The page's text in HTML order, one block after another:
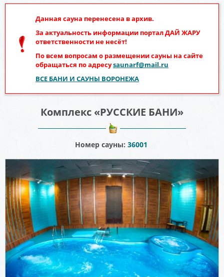
Данная сауна перенесена в архив.
За актуальность информации порталДАЙ ЖАРУ
ответственности не несёт!
По всем вопросам о размещении сауны на сайте
обращаться по адресуsaunarf@mail.ru
ВСЕ БАНИ И САУНЫ ВОРОНЕЖА
Комплекс «РУССКИЕ БАНИ»
Номер сауны: 36001